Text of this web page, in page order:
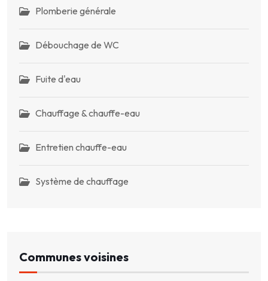
Plomberie générale
Débouchage de WC
Fuite d'eau
Chauffage & chauffe-eau
Entretien chauffe-eau
Système de chauffage
Communes voisines